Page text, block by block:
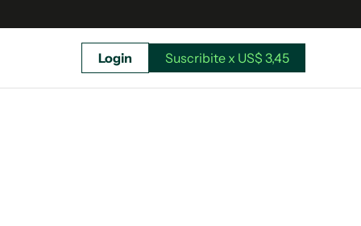
Login Suscribite x US$ 3,45